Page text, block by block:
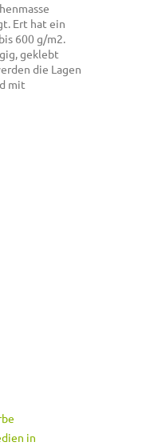
Ert hat ein
600 g/m2.
geklebt
die Lagen
mit
in